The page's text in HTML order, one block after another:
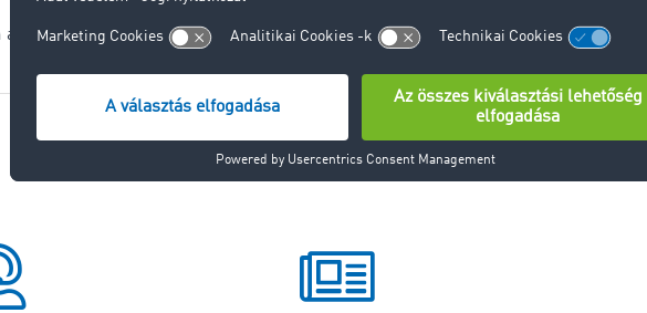
az áruforgalomban áruk, személyi forgalomban személyek továbbítását értjük.